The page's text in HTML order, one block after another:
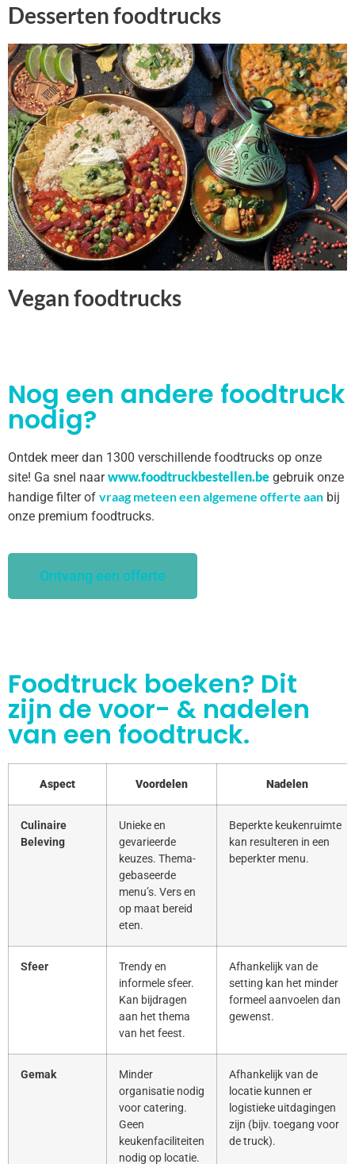
Desserten foodtrucks
Vegan foodtrucks
Nog een andere foodtruck
nodig?
Ontdek meer dan 1300 verschillende foodtrucks op onze
site! Ga snel naarwww.foodtruckbestellen.be gebruik onze
handige filter of vraag meteen een algemene offerte aan bij
onze premium foodtrucks.
Ontvang een offerte
Foodtruck boeken? Dit
zijn de voor- & nadelen
van een foodtruck.
Aspect Voordelen Nadelen
Culinaire
Beleving
Unieke en
gevarieerde
keuzes. Thema-
gebaseerde
menu’s. Vers en
op maat bereid
eten.
Beperkte keukenruimte
kan resulteren in een
beperkter menu.
Sfeer
Trendy en
informele sfeer.
Kan bijdragen
aan het thema
van het feest.
Afhankelijk van de
setting kan het minder
formeel aanvoelen dan
gewenst.
Gemak
Minder
organisatie nodig
voor catering.
Geen
keukenfaciliteiten
nodig op locatie.
Afhankelijk van de
locatie kunnen er
logistieke uitdagingen
zijn (bijv. toegang voor
de truck).